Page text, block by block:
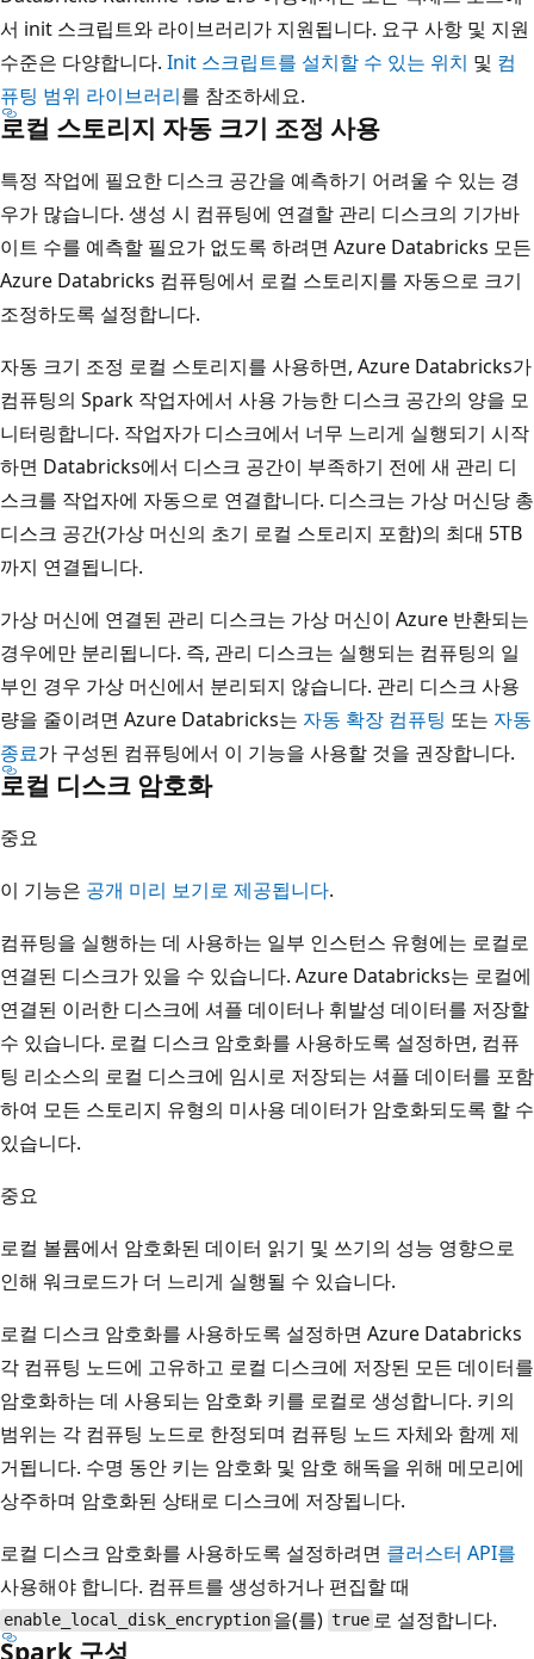
서 init 스크립트와 라이브러리가 지원됩니다. 요구 사항 및 지원
수준은 다양합니다. Init 스크립트를 설치할 수 있는 위치 및 컴
퓨팅 범위 라이브러리를 참조하세요.
로컬 스토리지 자동 크기 조정 사용
특정 작업에 필요한 디스크 공간을 예측하기 어려울 수 있는 경
우가 많습니다. 생성 시 컴퓨팅에 연결할 관리 디스크의 기가바
이트 수를 예측할 필요가 없도록 하려면 Azure Databricks 모든
Azure Databricks 컴퓨팅에서 로컬 스토리지를 자동으로 크기
조정하도록 설정합니다.
자동 크기 조정 로컬 스토리지를 사용하면, Azure Databricks가
컴퓨팅의 Spark 작업자에서 사용 가능한 디스크 공간의 양을 모
니터링합니다. 작업자가 디스크에서 너무 느리게 실행되기 시작
하면 Databricks에서 디스크 공간이 부족하기 전에 새 관리 디
스크를 작업자에 자동으로 연결합니다. 디스크는 가상 머신당 총
디스크 공간(가상 머신의 초기 로컬 스토리지 포함)의 최대 5TB
까지 연결됩니다.
가상 머신에 연결된 관리 디스크는 가상 머신이 Azure 반환되는
경우에만 분리됩니다. 즉, 관리 디스크는 실행되는 컴퓨팅의 일
부인 경우 가상 머신에서 분리되지 않습니다. 관리 디스크 사용
량을 줄이려면 Azure Databricks는 자동 확장 컴퓨팅 또는 자동
종료가 구성된 컴퓨팅에서 이 기능을 사용할 것을 권장합니다.
로컬 디스크 암호화
중요
이 기능은 공개 미리 보기로 제공됩니다.
컴퓨팅을 실행하는 데 사용하는 일부 인스턴스 유형에는 로컬로
연결된 디스크가 있을 수 있습니다. Azure Databricks는 로컬에
연결된 이러한 디스크에 셔플 데이터나 휘발성 데이터를 저장할
수 있습니다. 로컬 디스크 암호화를 사용하도록 설정하면, 컴퓨
팅 리소스의 로컬 디스크에 임시로 저장되는 셔플 데이터를 포함
하여 모든 스토리지 유형의 미사용 데이터가 암호화되도록 할 수
있습니다.
중요
로컬 볼륨에서 암호화된 데이터 읽기 및 쓰기의 성능 영향으로
인해 워크로드가 더 느리게 실행될 수 있습니다.
로컬 디스크 암호화를 사용하도록 설정하면 Azure Databricks
각 컴퓨팅 노드에 고유하고 로컬 디스크에 저장된 모든 데이터를
암호화하는 데 사용되는 암호화 키를 로컬로 생성합니다. 키의
범위는 각 컴퓨팅 노드로 한정되며 컴퓨팅 노드 자체와 함께 제
거됩니다. 수명 동안 키는 암호화 및 암호 해독을 위해 메모리에
상주하며 암호화된 상태로 디스크에 저장됩니다.
로컬 디스크 암호화를 사용하도록 설정하려면 클러스터 API를
사용해야 합니다. 컴퓨트를 생성하거나 편집할 때
enable_local_disk_encryption 을(를)true로 설정합니다.
Spark 구성